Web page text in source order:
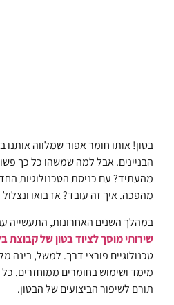
בטון! אותו חומר אפור שמלווה
הבניינים. אבל למה שמשהו כל כך
מהעתיד? עם כניסת הטכנולוגיות
מהפכה. איך זה עובד? אז בואו
במהלך השנים האחרונות, התעשייה
שירותי מוסך לציוד בטון של קבוצת
טכנולוגיים פורצי דרך. למשל,
מימד ושימוש בחומרים ממוחזרים.
תורם לשיפור הביצועים של הבטון.